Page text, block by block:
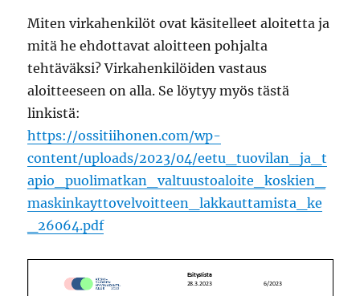
Miten virkahenkilöt ovat käsitelleet aloitetta ja
mitä he ehdottavat aloitteen pohjalta
tehtäväksi? Virkahenkilöiden vastaus
aloitteeseen on alla. Se löytyy myös tästä
linkistä:
https://ossitiihonen.com/wp-
content/uploads/2023/04/eetu_tuovilan_ja_t
apio_puolimatkan_valtuustoaloite_koskien_
maskinkayttovelvoitteen_lakkauttamista_ke
_26064.pdf